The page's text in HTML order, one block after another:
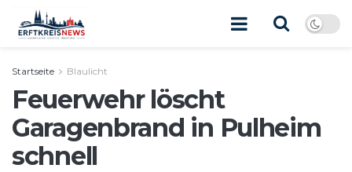
Startseite Blaulicht
Feuerwehr löscht
Garagenbrand in Pulheim
schnell